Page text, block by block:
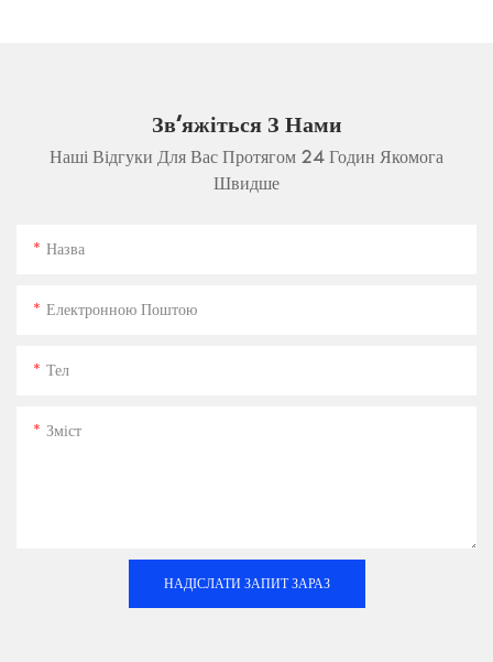
Зв'яжіться З Нами
Наші Відгуки Для Вас Протягом 24 Годин Якомога
Швидше
Назва
Електронною Поштою
Тел
Зміст
НАДІСЛАТИ ЗАПИТ ЗАРАЗ